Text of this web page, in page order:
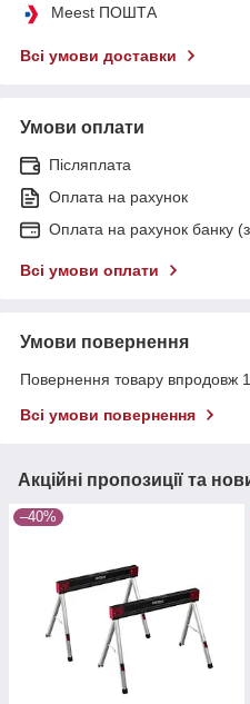
Meest ПОШТА
Всі умови доставки
Умови оплати
Післяплата
Оплата на рахунок
Оплата на рахунок банку
Всі умови оплати
Умови повернення
Повернення товару впродовж
Всі умови повернення
Акційні пропозиції та
–40%